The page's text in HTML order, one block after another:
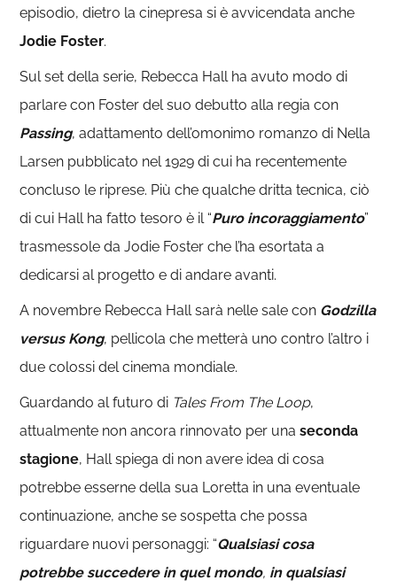
episodio, dietro la cinepresa si è avvicendata anche
Jodie Foster.
Sul set della serie, Rebecca Hall ha avuto modo di
parlare con Foster del suo debutto alla regia con
Passing, adattamento dell’omonimo romanzo di Nella
Larsen pubblicato nel 1929 di cui ha recentemente
concluso le riprese. Più che qualche dritta tecnica, ciò
di cui Hall ha fatto tesoro è il “Puro incoraggiamento”
trasmessole da Jodie Foster che l’ha esortata a
dedicarsi al progetto e di andare avanti.
A novembre Rebecca Hall sarà nelle sale con Godzilla
versus Kong, pellicola che metterà uno contro l’altro i
due colossi del cinema mondiale.
Guardando al futuro di Tales From The Loop,
attualmente non ancora rinnovato per unaseconda
stagione, Hall spiega di non avere idea di cosa
potrebbe esserne della sua Loretta in una eventuale
continuazione, anche se sospetta che possa
riguardare nuovi personaggi: “Qualsiasi cosa
potrebbe succedere in quel mondo, in qualsiasi